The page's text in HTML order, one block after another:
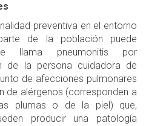
preventiva en el entorno
de la población puede
llama pneumonitis por
de la persona cuidadora de
de afecciones pulmonares
de alérgenos (corresponden a
plumas o de la piel) que,
producir una patología